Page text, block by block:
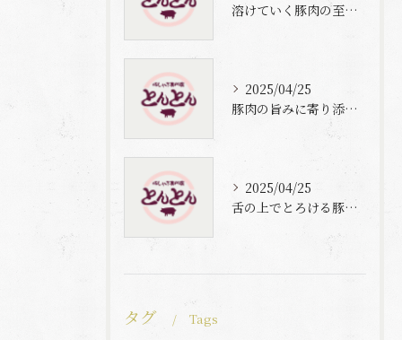
溶けていく豚肉の至福体験
2025/04/25
豚肉の旨みに寄り添う自家製梅出汁の魅力
2025/04/25
舌の上でとろける豚肉と自家製梅出汁の魅力
タグ Tags